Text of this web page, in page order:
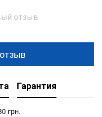
отзыв
Гарантия
грн.